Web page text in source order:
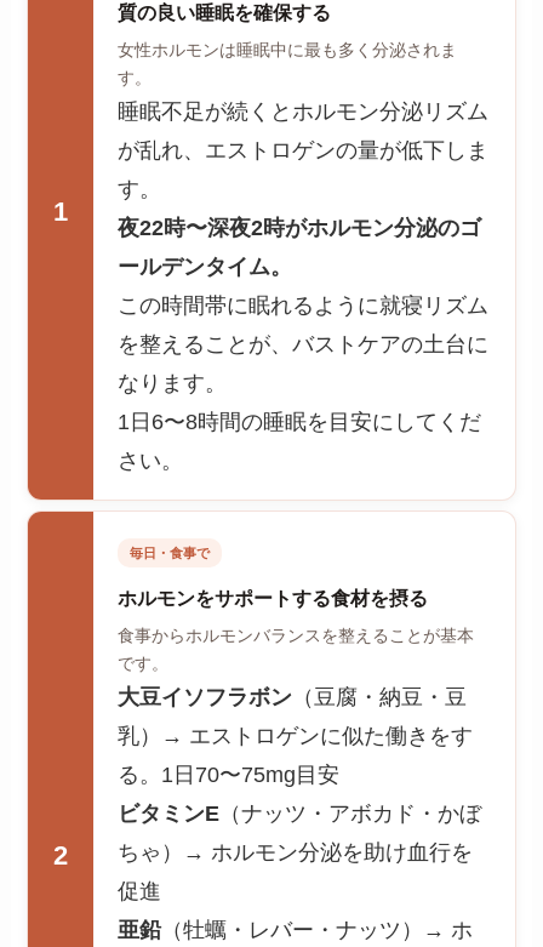
1
質の良い睡眠を確保する
女性ホルモンは睡眠中に最も多く分泌されま
す。
睡眠不足が続くとホルモン分泌リズム
が乱れ、エストロゲンの量が低下しま
す。
夜22時〜深夜2時がホルモン分泌のゴ
ールデンタイム。
この時間帯に眠れるように就寝リズム
を整えることが、バストケアの土台に
なります。
1日6〜8時間の睡眠を目安にしてくだ
さい。
2
毎日・食事で
ホルモンをサポートする食材を摂る
食事からホルモンバランスを整えることが基本
です。
大豆イソフラボン （豆腐・納豆・豆
乳）→ エストロゲンに似た働きをす
る。1日70〜75mg目安
ビタミンE （ナッツ・アボカド・かぼ
ちゃ）→ ホルモン分泌を助け血行を
促進
亜鉛（牡蠣・レバー・ナッツ）→ ホ